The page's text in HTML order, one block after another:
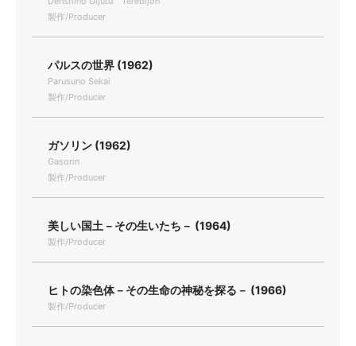
製作/Producer
パルスの世界 (1962)
Parusuno Sekai
製作/Producer
ガソリン (1962)
Gasorin
製作/Producer
美しい国土－その生いたち－ (1964)
製作/Producer
ヒトの染色体－その生命の神秘を探る－ (1966)
製作/Producer